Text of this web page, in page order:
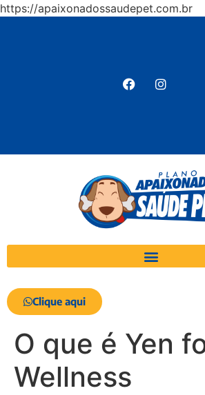
https://apaixonadossaudepet.com.br
Clique aqui
O que é Yen
Wellness